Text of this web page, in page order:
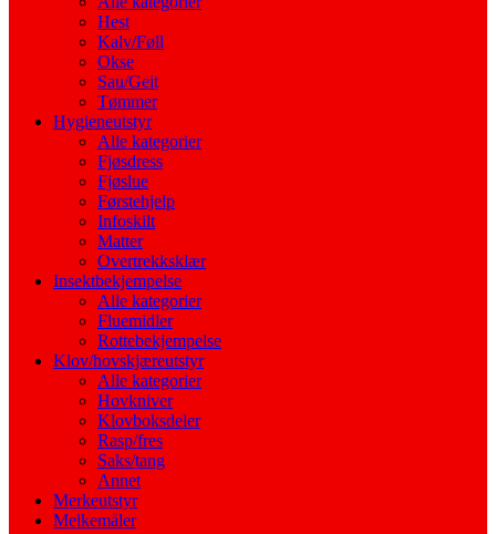
Hest
Kalv/Føll
Okse
Sau/Geit
Tømmer
Hygieneutstyr
Alle kategorier
Fjøsdress
Fjøslue
Førstehjelp
Infoskilt
Matter
Overtrekksklær
Insektbekjempelse
Alle kategorier
Fluemidler
Rottebekjempelse
Klov/hovskjæreutstyr
Alle kategorier
Hovkniver
Klovboksdeler
Rasp/fres
Saks/tang
Annet
Merkeutstyr
Melkemåler